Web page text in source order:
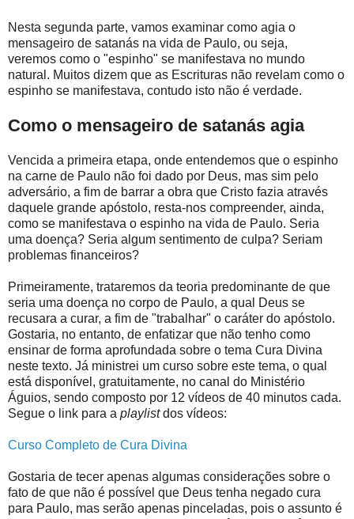
Nesta segunda parte, vamos examinar como agia o
mensageiro de satanás na vida de Paulo, ou seja,
veremos como o "espinho" se manifestava no mundo
natural. Muitos dizem que as Escrituras não revelam como o
espinho se manifestava, contudo isto não é verdade.
Como o mensageiro de satanás agia
Vencida a primeira etapa, onde entendemos que o espinho
na carne de Paulo não foi dado por Deus, mas sim pelo
adversário, a fim de barrar a obra que Cristo fazia através
daquele grande apóstolo, resta-nos compreender, ainda,
como se manifestava o espinho na vida de Paulo. Seria
uma doença? Seria algum sentimento de culpa? Seriam
problemas financeiros?
Primeiramente, trataremos da teoria predominante de que
seria uma doença no corpo de Paulo, a qual Deus se
recusara a curar, a fim de "trabalhar" o caráter do apóstolo.
Gostaria, no entanto, de enfatizar que não tenho como
ensinar de forma aprofundada sobre o tema Cura Divina
neste texto. Já ministrei um curso sobre este tema, o qual
está disponível, gratuitamente, no canal do Ministério
Águios, sendo composto por 12 vídeos de 40 minutos cada.
Segue o link para a playlistdos vídeos:
Curso Completo de Cura Divina
Gostaria de tecer apenas algumas considerações sobre o
fato de que não é possível que Deus tenha negado cura
para Paulo, mas serão apenas pinceladas, pois o assunto é